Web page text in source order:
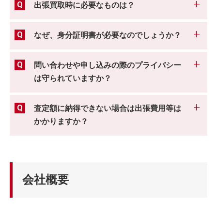
出張買取時に必要なものは？
なぜ、身分証明書が必要なのでしょうか？
問い合わせや申し込みの際のプライバシー
は守られていますか？
査定額に納得できない場合は出張費用等は
かかりますか？
会社概要